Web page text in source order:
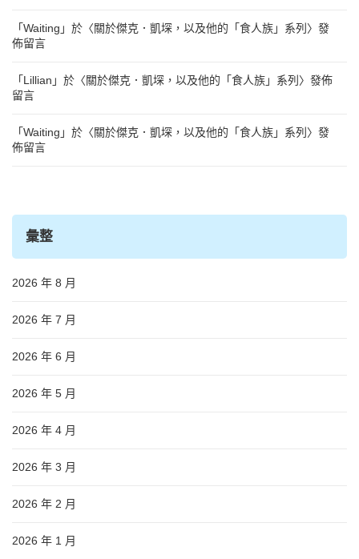
「Waiting 」於〈關於傑克．凱堔，以及他的「食人族」系列 〉發
佈留言
「 Lillian 」於〈關於傑克．凱堔，以及他的「食人族」系列 〉發佈
留言
「Waiting 」於〈關於傑克．凱堔，以及他的「食人族」系列 〉發
佈留言
彙整
2026 年 8 月
2026 年 7 月
2026 年 6 月
2026 年 5 月
2026 年 4 月
2026 年 3 月
2026 年 2 月
2026 年 1 月